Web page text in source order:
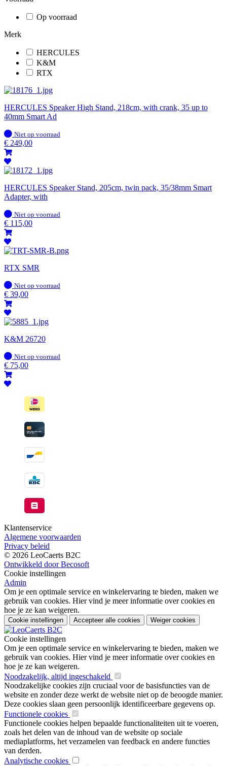
Op voorraad
Merk
HERCULES
K&M
RTX
HERCULES Speaker High Stand, 218cm, with crank, 35 up to
40mm Smart Ad
Op
voorraad
Niet op voorraad
€ 249,00
HERCULES Speaker Stand, 205cm, twin pack, 35/38mm Smart
Adapter, with
Op
voorraad
Niet op voorraad
€ 115,00
RTX SMR
Op
voorraad
Niet op voorraad
€ 39,00
K&M 26720
Op
voorraad
Niet op voorraad
€ 75,00
Klantenservice
Algemene voorwaarden
Privacy beleid
© 2026 LeoCaerts B2C
Ontwikkeld door Becosoft
Cookie instellingen
Admin
Om je een optimale service en winkelervaring te bieden, maken we
gebruik van cookies. Hier vind je meer informatie over cookies en
hoe je ze kan weigeren.
Cookie instellingen Accepteer alle cookies Weiger cookies
Cookie instellingen
Om je een optimale service en winkelervaring te bieden, maken we
gebruik van cookies. Hier vind je meer informatie over cookies en
hoe je ze kan weigeren.
Noodzakelijk, altijd ingeschakeld
Noodzakelijke cookies zijn cruciaal voor de basisfuncties van de
website en zonder deze werkt de website niet op de beoogde manier.
Deze cookies slaan geen persoonlijk identificeerbare gegevens op.
Functionele cookies
Functionele cookies helpen bepaalde functionaliteiten uit te voeren,
zoals het delen van de inhoud van de website op sociale
mediaplatforms, het verzamelen van feedback en andere functies
van derden.
Analytische cookies